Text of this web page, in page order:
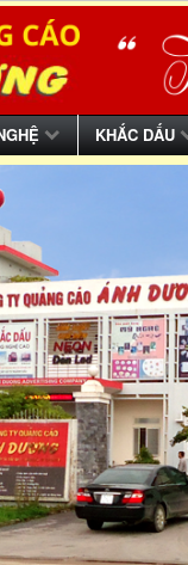
KHẮC DẤU